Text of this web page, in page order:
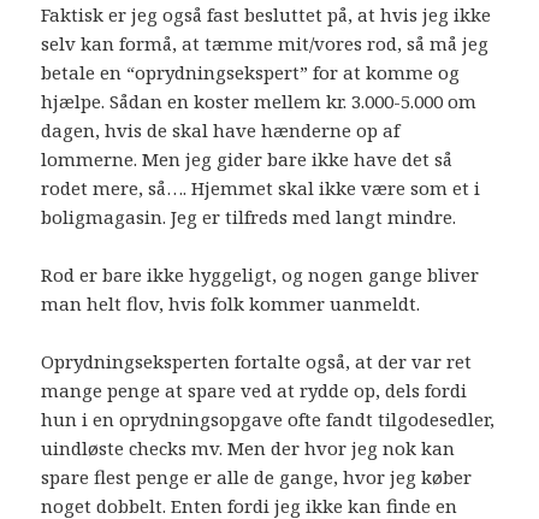
Faktisk er jeg også fast besluttet på, at hvis jeg ikke
selv kan formå, at tæmme mit/vores rod, så må jeg
betale en “oprydningsekspert” for at komme og
hjælpe. Sådan en koster mellem kr. 3.000-5.000 om
dagen, hvis de skal have hænderne op af
lommerne. Men jeg gider bare ikke have det så
rodet mere, så…. Hjemmet skal ikke være som et i
boligmagasin. Jeg er tilfreds med langt mindre.
Rod er bare ikke hyggeligt, og nogen gange bliver
man helt flov, hvis folk kommer uanmeldt.
Oprydningseksperten fortalte også, at der var ret
mange penge at spare ved at rydde op, dels fordi
hun i en oprydningsopgave ofte fandt tilgodesedler,
uindløste checks mv. Men der hvor jeg nok kan
spare flest penge er alle de gange, hvor jeg køber
noget dobbelt. Enten fordi jeg ikke kan finde en